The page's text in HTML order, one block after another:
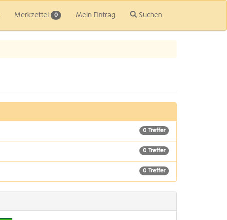
Merkzettel 0 Mein Eintrag Suchen
0 Treffer
0 Treffer
0 Treffer
0 Treffer
0 Treffer